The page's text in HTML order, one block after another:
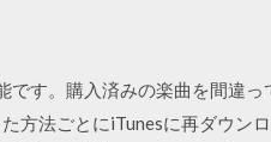
す。購入済みの楽曲を間違っ
法ごとにiTunesに再ダウン